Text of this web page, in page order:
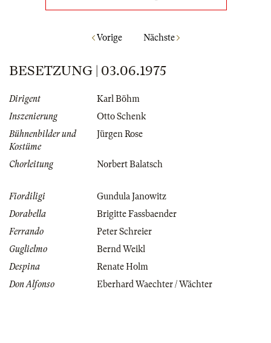
Vorige Nächste
BESETZUNG | 03.06.1975
Dirigent
Karl Böhm
Inszenierung
Otto Schenk
Bühnenbilder und
Kostüme
Jürgen Rose
Chorleitung Norbert Balatsch
Fiordiligi
Gundula Janowitz
Dorabella
Brigitte Fassbaender
Ferrando
Peter Schreier
Guglielmo
Bernd Weikl
Despina
Renate Holm
Don Alfonso
Eberhard Waechter / Wächter